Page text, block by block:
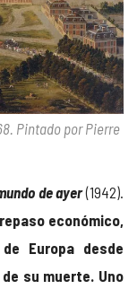
Pintado por Pierre
de ayer(1942).
repaso económico,
Europa desde
su muerte. Uno